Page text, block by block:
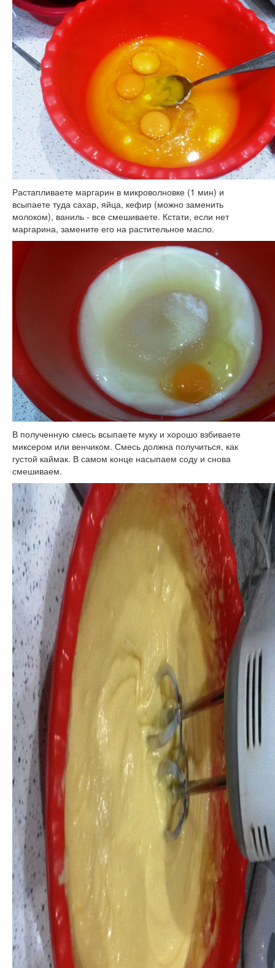
Растапливаете маргарин в микроволновке (1 мин) и
всыпаете туда сахар, яйца, кефир (можно заменить
молоком), ваниль - все смешиваете. Кстати, если нет
маргарина, замените его на растительное масло.
В полученную смесь всыпаете муку и хорошо взбиваете
миксером или венчиком. Смесь должна получиться, как
густой каймак. В самом конце насыпаем соду и снова
смешиваем.